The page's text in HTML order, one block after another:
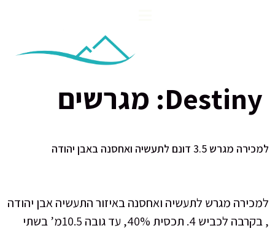
Destiny: מגרשים
למכירה מגרש 3.5 דונם לתעשיה ואחסנה באבן יהודה
למכירה מגרש לתעשיה ואחסנה באיזור התעשיה אבן יהודה
, בקרבה לכביש 4. תכסית 40%, עד גובה 10.5מ’ בשתי